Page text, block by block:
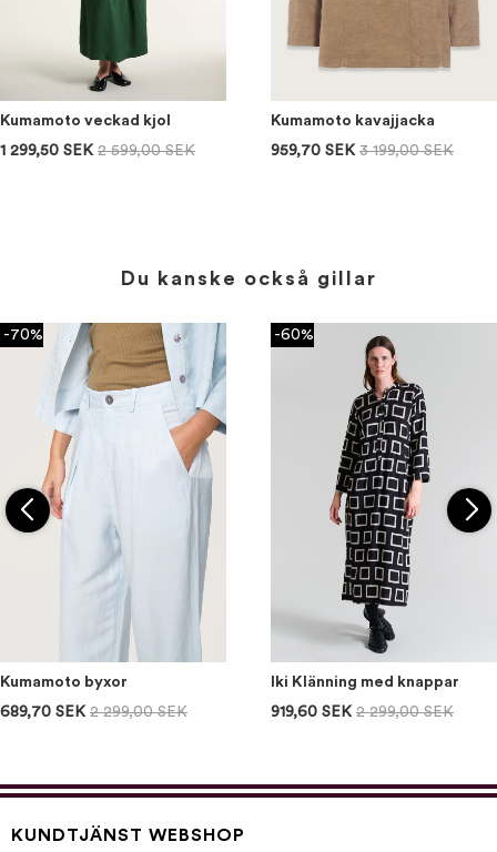
Kumamoto veckad kjol
1 299,50 SEK 2 599,00 SEK
Kumamoto kavajjacka
959,70 SEK 3 199,00 SEK
Du kanske också gillar
-70%
Kumamoto byxor
689,70 SEK 2 299,00 SEK
-60%
Iki Klänning med knappar
919,60 SEK 2 299,00 SEK
KUNDTJÄNST WEBSHOP